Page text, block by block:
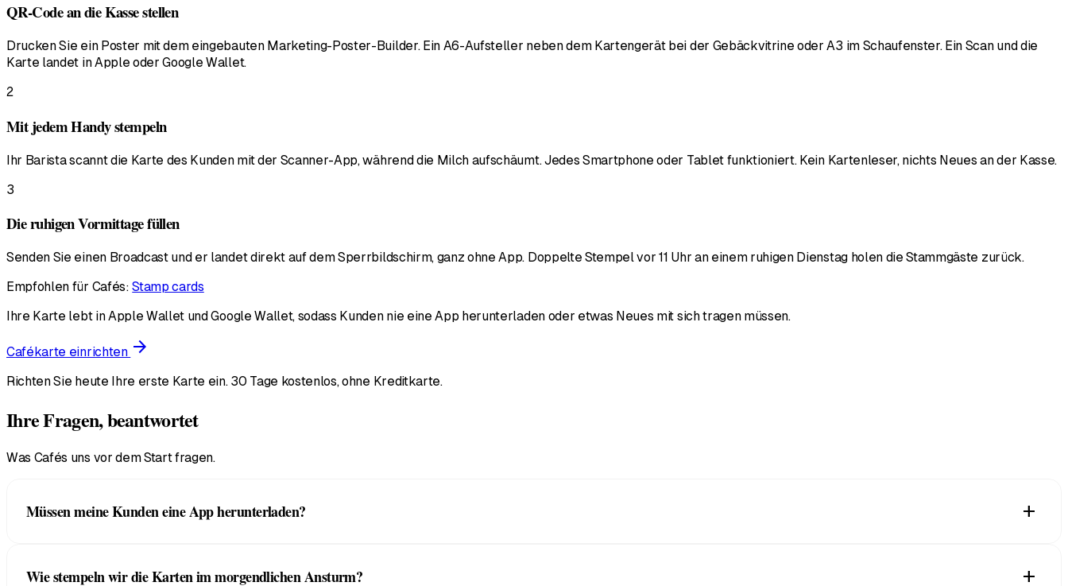
QR-Code an die Kasse stellen
Drucken Sie ein Poster mit dem eingebauten Marketing-Poster-Builder. Ein A6-Aufsteller neben dem Kartengerät bei der Gebäckvitrine oder A3 im Schaufenster. Ein Scan und die
Karte landet in Apple oder Google Wallet.
2
Mit jedem Handy stempeln
Ihr Barista scannt die Karte des Kunden mit der Scanner-App, während die Milch aufschäumt. Jedes Smartphone oder Tablet funktioniert. Kein Kartenleser, nichts Neues an der Kasse.
3
Die ruhigen Vormittage füllen
Senden Sie einen Broadcast und er landet direkt auf dem Sperrbildschirm, ganz ohne App. Doppelte Stempel vor 11 Uhr an einem ruhigen Dienstag holen die Stammgäste zurück.
Empfohlen für Cafés:Stamp cards
Ihre Karte lebt in Apple Wallet und Google Wallet, sodass Kunden nie eine App herunterladen oder etwas Neues mit sich tragen müssen.
Cafékarte einrichten arrow_forward
Richten Sie heute Ihre erste Karte ein. 30 Tage kostenlos, ohne Kreditkarte.
Ihre Fragen, beantwortet
Was Cafés uns vor dem Start fragen.
Müssen meine Kunden eine App herunterladen? add
Bankkarten und Bordkarten.
Wie stempeln wir die Karten im morgendlichen Ansturm? add